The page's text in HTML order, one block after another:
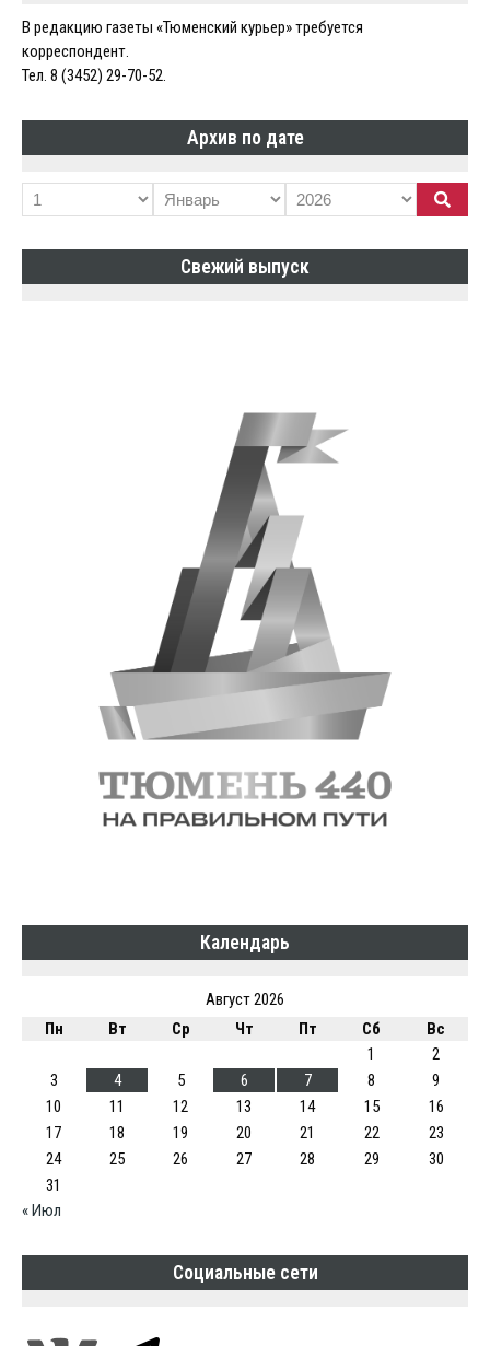
В редакцию газеты «Тюменский курьер» требуется
корреспондент.
Тел. 8 (3452) 29-70-52.
Архив по дате
Свежий выпуск
Календарь
Август 2026
Пн
Вт Ср Чт Пт Сб
Вс
1
2
3
4 5 6 7 8
9
10
11 12 13 14 15
16
17
18 19 20 21 22
23
24
25 26 27 28 29
30
31
« Июл
Социальные сети